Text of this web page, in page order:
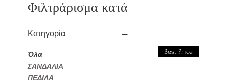
Φιλτράρισμα κατά
Κατηγορία
Όλα
ΣΑΝΔΑΛΙΑ
ΠΕΔΙΛΑ
Best Price